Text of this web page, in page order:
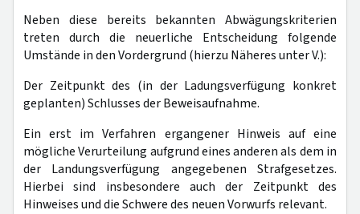
Neben diese bereits bekannten Abwägungskriterien
treten durch die neuerliche Entscheidung folgende
Umstände in den Vordergrund (hierzu Näheres unter V.):
Der Zeitpunkt des (in der Ladungsverfügung konkret
geplanten) Schlusses der Beweisaufnahme.
Ein erst im Verfahren ergangener Hinweis auf eine
mögliche Verurteilung aufgrund eines anderen als dem in
der Landungsverfügung angegebenen Strafgesetzes.
Hierbei sind insbesondere auch der Zeitpunkt des
Hinweises und die Schwere des neuen Vorwurfs relevant.